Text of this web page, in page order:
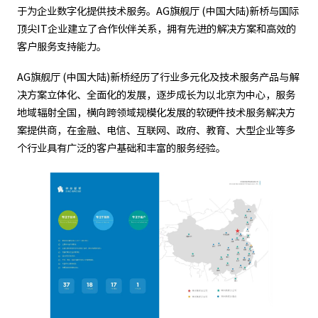
于为企业数字化提供技术服务。AG旗舰厅 (中国大陆)新桥与国际
顶尖IT企业建立了合作伙伴关系，拥有先进的解决方案和高效的
客户服务支持能力。
AG旗舰厅 (中国大陆)新桥经历了行业多元化及技术服务产品与解
决方案立体化、全面化的发展，逐步成长为以北京为中心，服务
地域辐射全国，横向跨领域规模化发展的软硬件技术服务解决方
案提供商，在金融、电信、互联网、政府、教育、大型企业等多
个行业具有广泛的客户基础和丰富的服务经验。